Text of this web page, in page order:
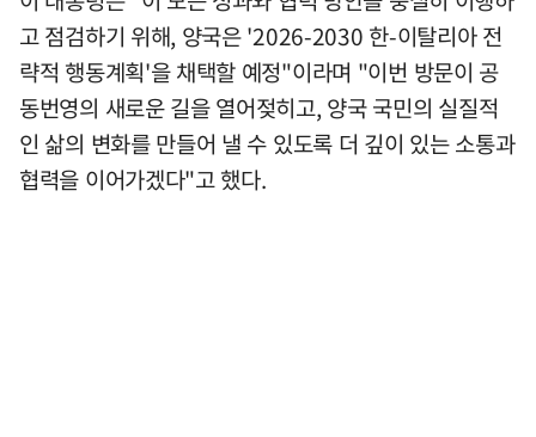
고 점검하기 위해, 양국은 '2026-2030 한-이탈리아 전
략적 행동계획'을 채택할 예정"이라며 "이번 방문이 공
동번영의 새로운 길을 열어젖히고, 양국 국민의 실질적
인 삶의 변화를 만들어 낼 수 있도록 더 깊이 있는 소통과
협력을 이어가겠다"고 했다.